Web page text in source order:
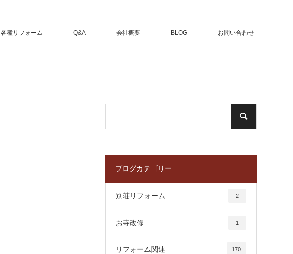
各種リフォーム Q&A 会社概要 BLOG お問い合わせ
ブログカテゴリー
別荘リフォーム 2
お寺改修 1
リフォーム関連 170